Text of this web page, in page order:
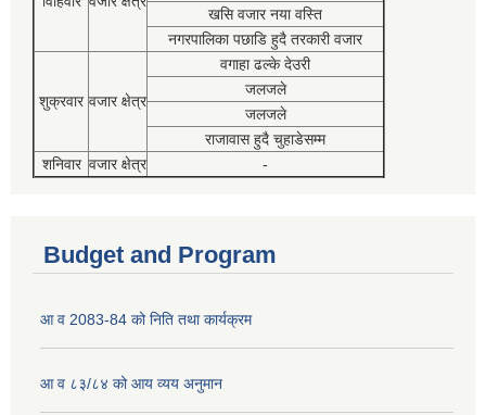
खसि वजार नया वस्ति
नगरपालिका पछाडि हुदै तरकारी वजार
शुक्रवार वजार क्षेत्र
वगाहा ढल्के देउरी
जलजले
जलजले
राजावास हुदै चुहाडेसम्म
शनिवार वजार क्षेत्र -
Budget and Program
आ व 2083-84 को निति तथा कार्यक्रम
आ व ८३/८४ को आय व्यय अनुमान